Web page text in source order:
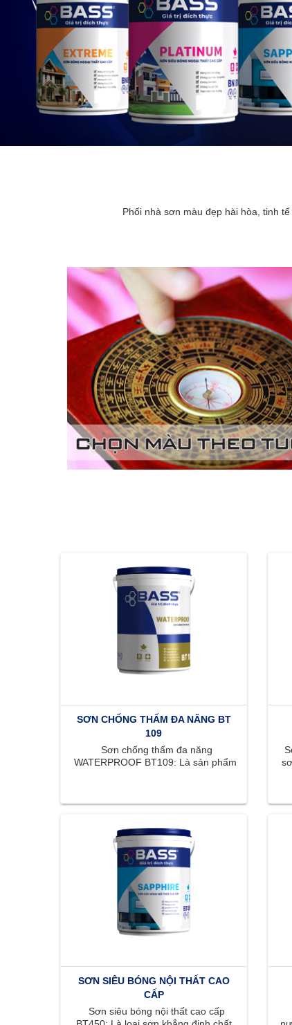
Phối nhà sơn màu đẹp hài hòa, tinh
SƠN CHỐNG THẤM ĐA NĂNG BT
109
Sơn chống thấm đa năng
WATERPROOF BT109: Là sản phẩm
SƠN SIÊU BÓNG NỘI THẤT CAO
CẤP
Sơn siêu bóng nội thất cao cấp